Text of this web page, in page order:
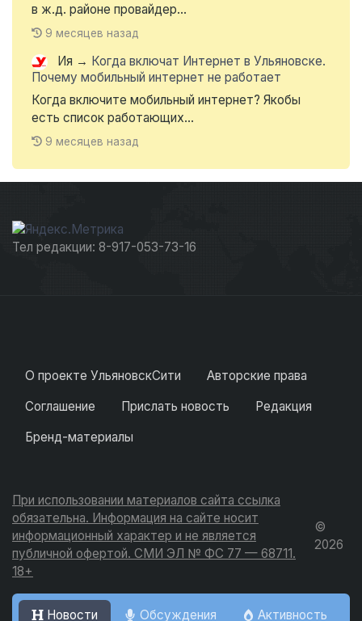
в ж.д. районе провайдер...
9 месяцев назад
Ия → Когда включат Интернет в Ульяновске.
Почему мобильный интернет не работает
Когда включите мобильный интернет? Якобы
есть список работающих...
9 месяцев назад
Тел редакции: 8-917-053-73-16
О проекте УльяновскСити
Авторские права
Соглашение
Прислать новость
Редакция
Бренд-материалы
При использовании материалов сайта ссылка
обязательна. Информация на сайте носит
информационный характер и не является
публичной офертой. СМИ ЭЛ № ФС 77 — 68711.
18+
©
2026
Новости Обсуждения Активность